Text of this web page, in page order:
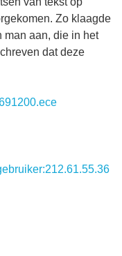
Zo klaagde
man aan, die in het
dat deze